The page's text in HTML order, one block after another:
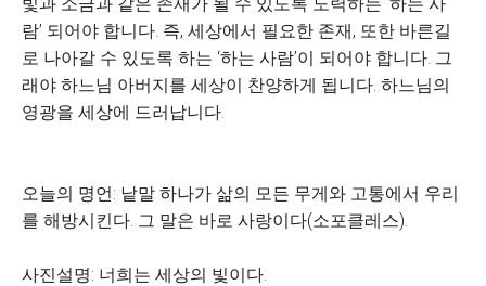
람’ 되어야 합니다. 즉, 세상에서 필요한 존재, 또한 바른길
로 나아갈 수 있도록 하는 ‘하는 사람’이 되어야 합니다. 그
래야 하느님 아버지를 세상이 찬양하게 됩니다. 하느님의
영광을 세상에 드러납니다.
오늘의 명언: 낱말 하나가 삶의 모든 무게와 고통에서 우리
를 해방시킨다. 그 말은 바로 사랑이다(소포클레스).
사진설명: 너희는 세상의 빛이다.